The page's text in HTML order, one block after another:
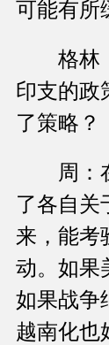
可能有所
格林：
印支的政
了策略？
周：在
了各自关
来，能考
动。如果
如果战争
越南化也